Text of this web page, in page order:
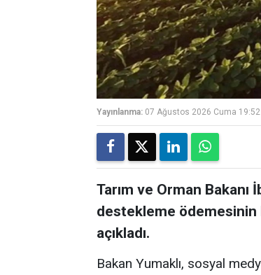
Yayınlanma: 07 Ağustos 2026 Cuma 19:52
Tarım ve Orman Bakanı
destekleme ödemesinin
açıkladı.
Bakan Yumaklı, sosyal